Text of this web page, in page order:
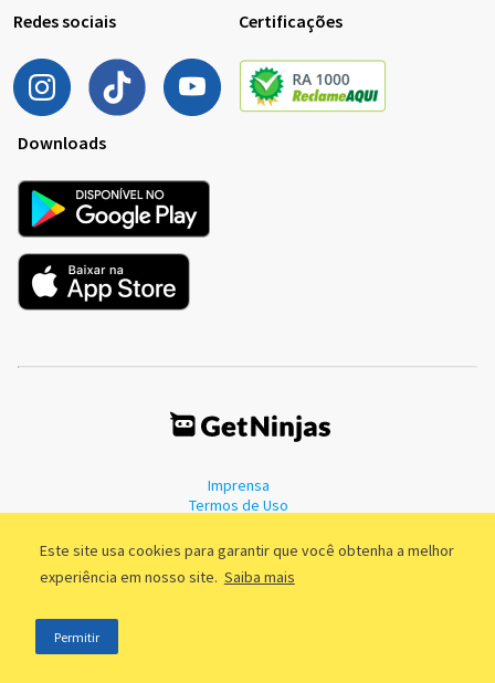
Este site usa cookies para garantir que você obtenha a melhor
experiência em nosso site. Saiba mais
Permitir
Redes sociais Certificações
Downloads
Imprensa
Termos de Uso
©2011 - 2026, GetNinjas LTDA. CNPJ 55.744.877/0001-89 - Rua Dr.
Fernandes Coelho, 85 - 3º andar - São Paulo/SP - Brasil